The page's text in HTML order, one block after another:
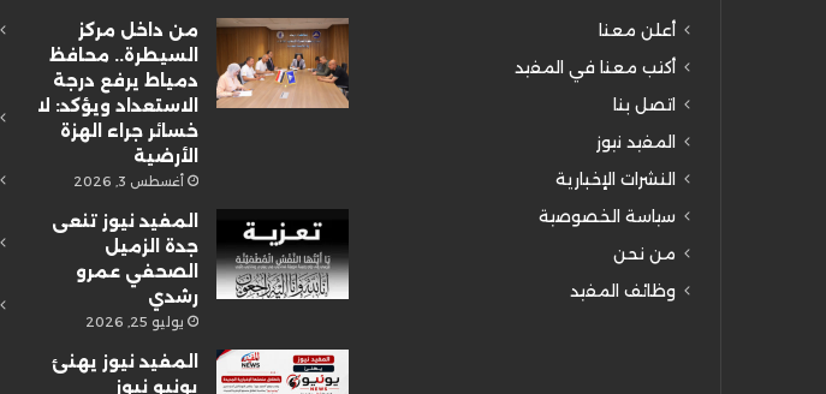
أعلن معنا
أكتب معنا في المفيد
اتصل بنا
المفيد نيوز
النشرات الإخبارية
سياسة الخصوصية
من نحن
وظائف المفيد
من داخل مركز
السيطرة.. محافظ
دمياط يرفع درجة
الاستعداد ويؤكد: لا
خسائر جراء الهزة
الأرضية
أغسطس 3, 2026
المفيد نيوز تنعى
جدة الزميل
الصحفي عمرو
رشدي
يوليو 25, 2026
المفيد نيوز يهنئ
يونيو نيوز